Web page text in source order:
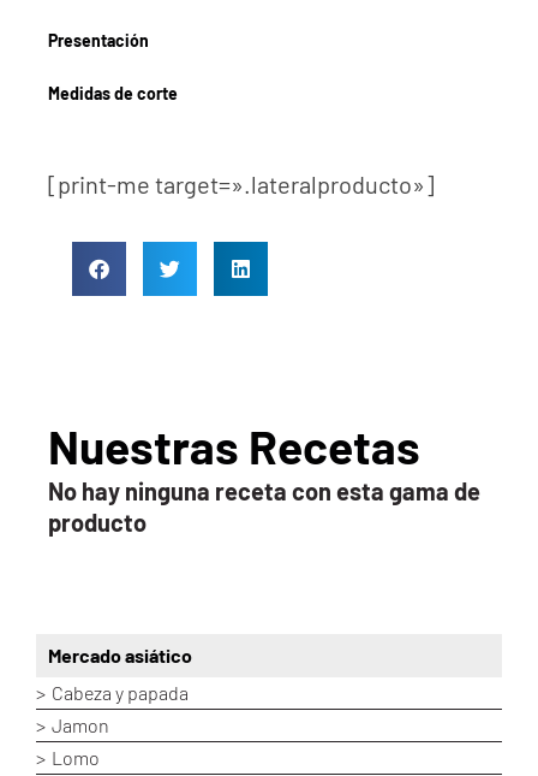
Mercado asiático
Cabeza y papada
Jamon
Lomo
Presentación
Medidas de corte
[print-me target=».lateralproducto»]
Nuestras Recetas
No hay ninguna receta con esta gama de
producto